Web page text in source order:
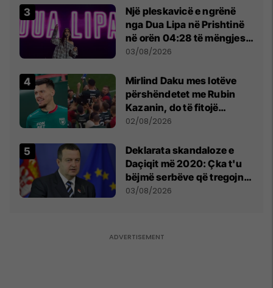
Një pleskavicë e ngrënë
nga Dua Lipa në Prishtinë
në orën 04:28 të mëngjesit
- dhe bota digjitale serbe
03/08/2026
Mirlind Daku mes lotëve
përshëndetet me Rubin
Kazanin, do të fitojë
miliona te Spartak Moska
02/08/2026
​Deklarata skandaloze e
Daçiqit më 2020: Çka t'u
bëjmë serbëve që tregojnë
ku janë varrosur shqiptarët
03/08/2026